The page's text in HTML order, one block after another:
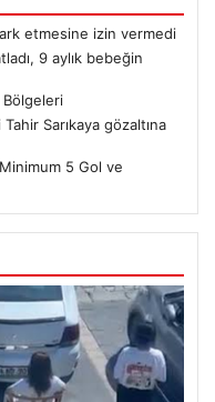
etmesine izin vermedi
9 aylık bebeğin
Bölgeleri
Sarıkaya gözaltına
5 Gol ve